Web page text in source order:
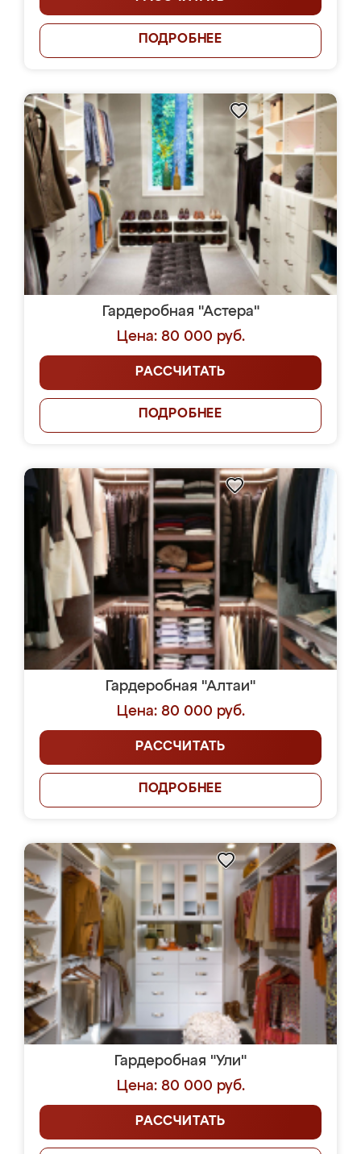
ПОДРОБНЕЕ
Гардеробная "Астера"
Цена: 80 000 руб.
РАССЧИТАТЬ
ПОДРОБНЕЕ
Гардеробная "Алтаи"
Цена: 80 000 руб.
РАССЧИТАТЬ
ПОДРОБНЕЕ
Гардеробная "Ули"
Цена: 80 000 руб.
РАССЧИТАТЬ